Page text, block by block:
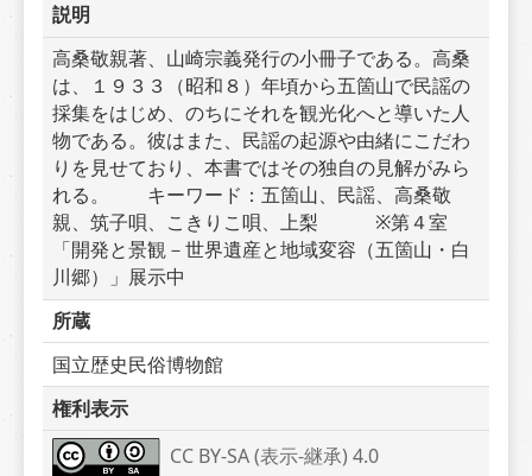
説明
高桑敬親著、山崎宗義発行の小冊子である。高桑
は、１９３３（昭和８）年頃から五箇山で民謡の
採集をはじめ、のちにそれを観光化へと導いた人
物である。彼はまた、民謡の起源や由緒にこだわ
りを見せており、本書ではその独自の見解がみら
れる。　　キーワード：五箇山、民謡、高桑敬
親、筑子唄、こきりこ唄、上梨　　　※第４室
「開発と景観－世界遺産と地域変容（五箇山・白
川郷）」展示中
所蔵
国立歴史民俗博物館
権利表示
CC BY-SA (表示-継承) 4.0